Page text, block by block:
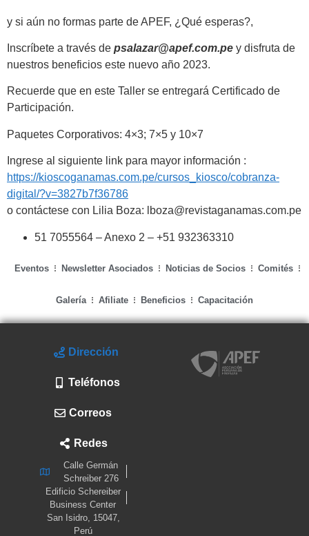
y si aún no formas parte de APEF, ¿Qué esperas?,
Inscríbete a través de psalazar@apef.com.pe y disfruta de
nuestros beneficios este nuevo año 2023.
Recuerde que en este Taller se entregará Certificado de
Participación.
Paquetes Corporativos: 4×3; 7×5 y 10×7
Ingrese al siguiente link para mayor información :
https://kioscoganamas.com.pe/cursos_kiosco/cobranza-
digital/?v=3827b7f36786
o contáctese con Lilia Boza: lboza@revistaganamas.com.pe
51 7055564 – Anexo 2 – +51 932363310
Eventos Newsletter Asociados Noticias de Socios Comités
Galería Afiliate Beneficios Capacitación
Dirección
Teléfonos
Correos
Redes
Calle Germán
Schreiber 276
Edificio Schereiber
Business Center
San Isidro, 15047,
Perú